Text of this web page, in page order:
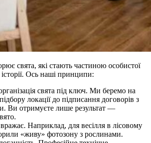
свята, які стають частиною особистої
Ось наші принципи:
свята під ключ. Ми беремо на
локації до підписання договорів з
Ви отримуєте лише результат —
Наприклад, для весілля в лісовому
«живу» фотозону з рослинами.